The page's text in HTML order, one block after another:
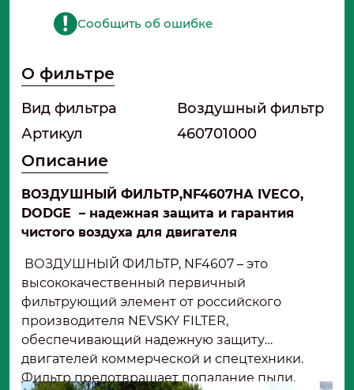
Сообщить об ошибке
О фильтре
Вид фильтра
Воздушный фильтр
Артикул
460701000
Описание
ВОЗДУШНЫЙ ФИЛЬТР,NF4607НА IVECO,
DODGE – надежная защита и гарантия
чистого воздуха для двигателя
ВОЗДУШНЫЙ ФИЛЬТР, NF4607 – это
высококачественный первичный
фильтрующий элемент от российского
производителя NEVSKY FILTER,
обеспечивающий надежную защиту
двигателей коммерческой и спецтехники.
Фильтр предотвращает попадание пыли,